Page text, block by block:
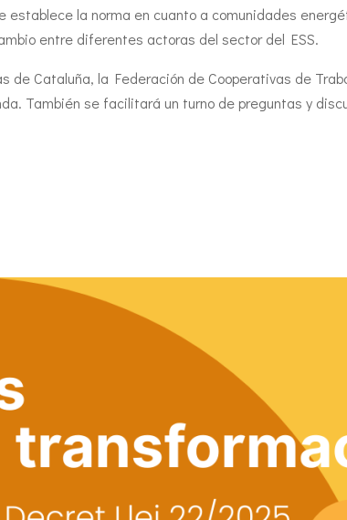
la norma en cuanto a comunidades
entre diferentes actoras del sector del ESS.
de Cataluña, la Federación de Cooperativas de
También se facilitará un turno de preguntas y